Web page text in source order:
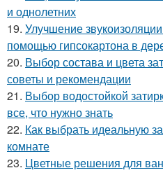
и однолетних
19. Улучшение
помощью гипсокартона в
20. Выбор состава и цвета
советы и рекомендации
21. Выбор водостойкой
все, что нужно знать
22. Как выбрать идеальную
комнате
23. Цветные решения для